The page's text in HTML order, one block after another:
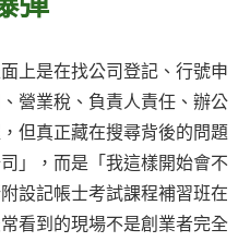
上是在找公司登記、行號申
營業稅、負責人責任、辦公
但真正藏在搜尋背後的問題
」，而是「我這樣開始會不
設記帳士考試課程補習班在
看到的現場不是創業者完全